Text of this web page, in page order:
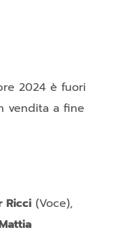
2024 è fuori
vendita a fine
Ricci (Voce),